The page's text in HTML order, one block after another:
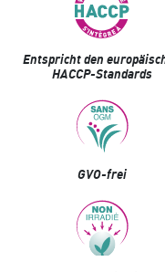
Entspricht den
HACCP-Standards
GVO-frei